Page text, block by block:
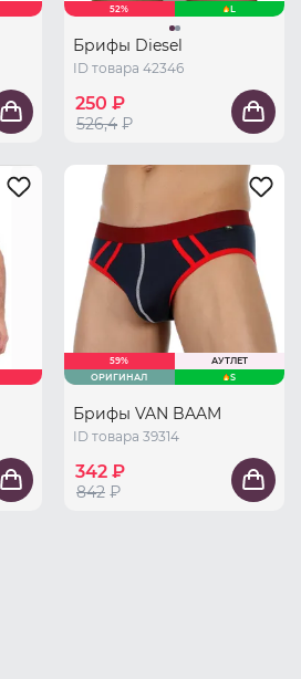
52% L
Брифы Diesel
ID товара 42346
250 ₽
526,4 ₽
59%
АУТЛЕТ
ОРИГИНАЛ
S
Брифы VAN BAAM
ID товара 39314
342 ₽
842 ₽